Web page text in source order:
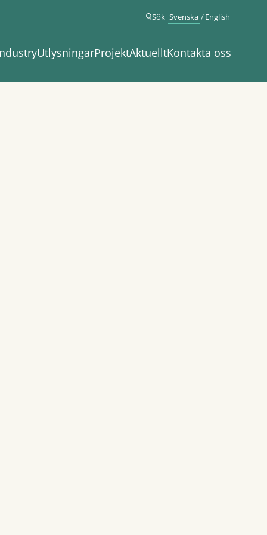
UtlysningarProjektAktuelltKontakta oss
Sök Svenska English